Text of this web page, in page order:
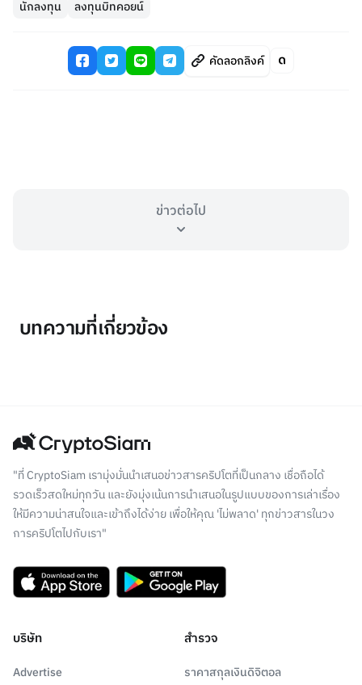
นักลงทุน
ลงทุนบิทคอยน์
คัดลอกลิงค์
ข่าวต่อไป
บทความที่เกี่ยวข้อง
"ที่ CryptoSiam เรามุ่งมั่นนำเสนอข่าวสารคริปโตที่เป็นกลาง เชื่อถือได้
รวดเร็วสดใหม่ทุกวัน และยังมุ่งเน้นการนำเสนอในรูปแบบของการเล่าเรื่อง
ให้มีความน่าสนใจและเข้าถึงได้ง่าย เพื่อให้คุณ 'ไม่พลาด' ทุกข่าวสารในวง
การคริปโตไปกับเรา"
บริษัท
Advertise
สำรวจ
ราคาสกุลเงินดิจิตอล